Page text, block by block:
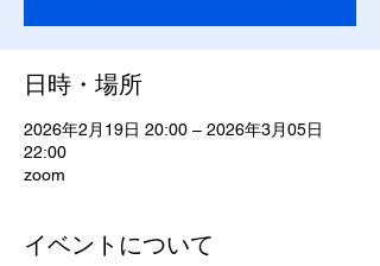
日時・場所
2026年2月19日 20:00 – 2026年3月05日
22:00
zoom
イベントについて